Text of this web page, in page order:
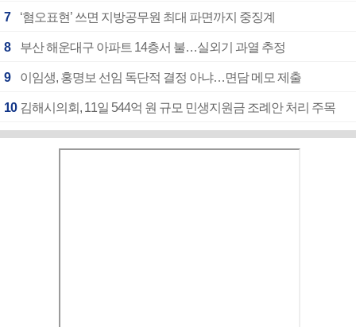
7 ‘혐오표현’ 쓰면 지방공무원 최대 파면까지 중징계
8 부산 해운대구 아파트 14층서 불…실외기 과열 추정
9 이임생, 홍명보 선임 독단적 결정 아냐…면담 메모 제출
10 김해시의회, 11일 544억 원 규모 민생지원금 조례안 처리 주목